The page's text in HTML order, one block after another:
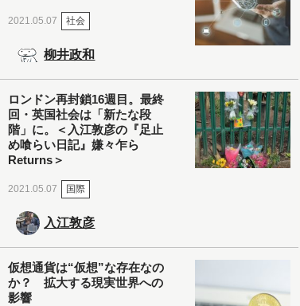
2021.05.07 社会
柳井政和
ロンドン再封鎖16週目。最終
回・英国社会は「新たな段
階」に。＜入江敦彦の『足止
め喰らい日記』嫌々乍ら
Returns＞
2021.05.07 国際
入江敦彦
仮想通貨は“仮想”な存在なの
か？ 拡大する現実世界への
影響